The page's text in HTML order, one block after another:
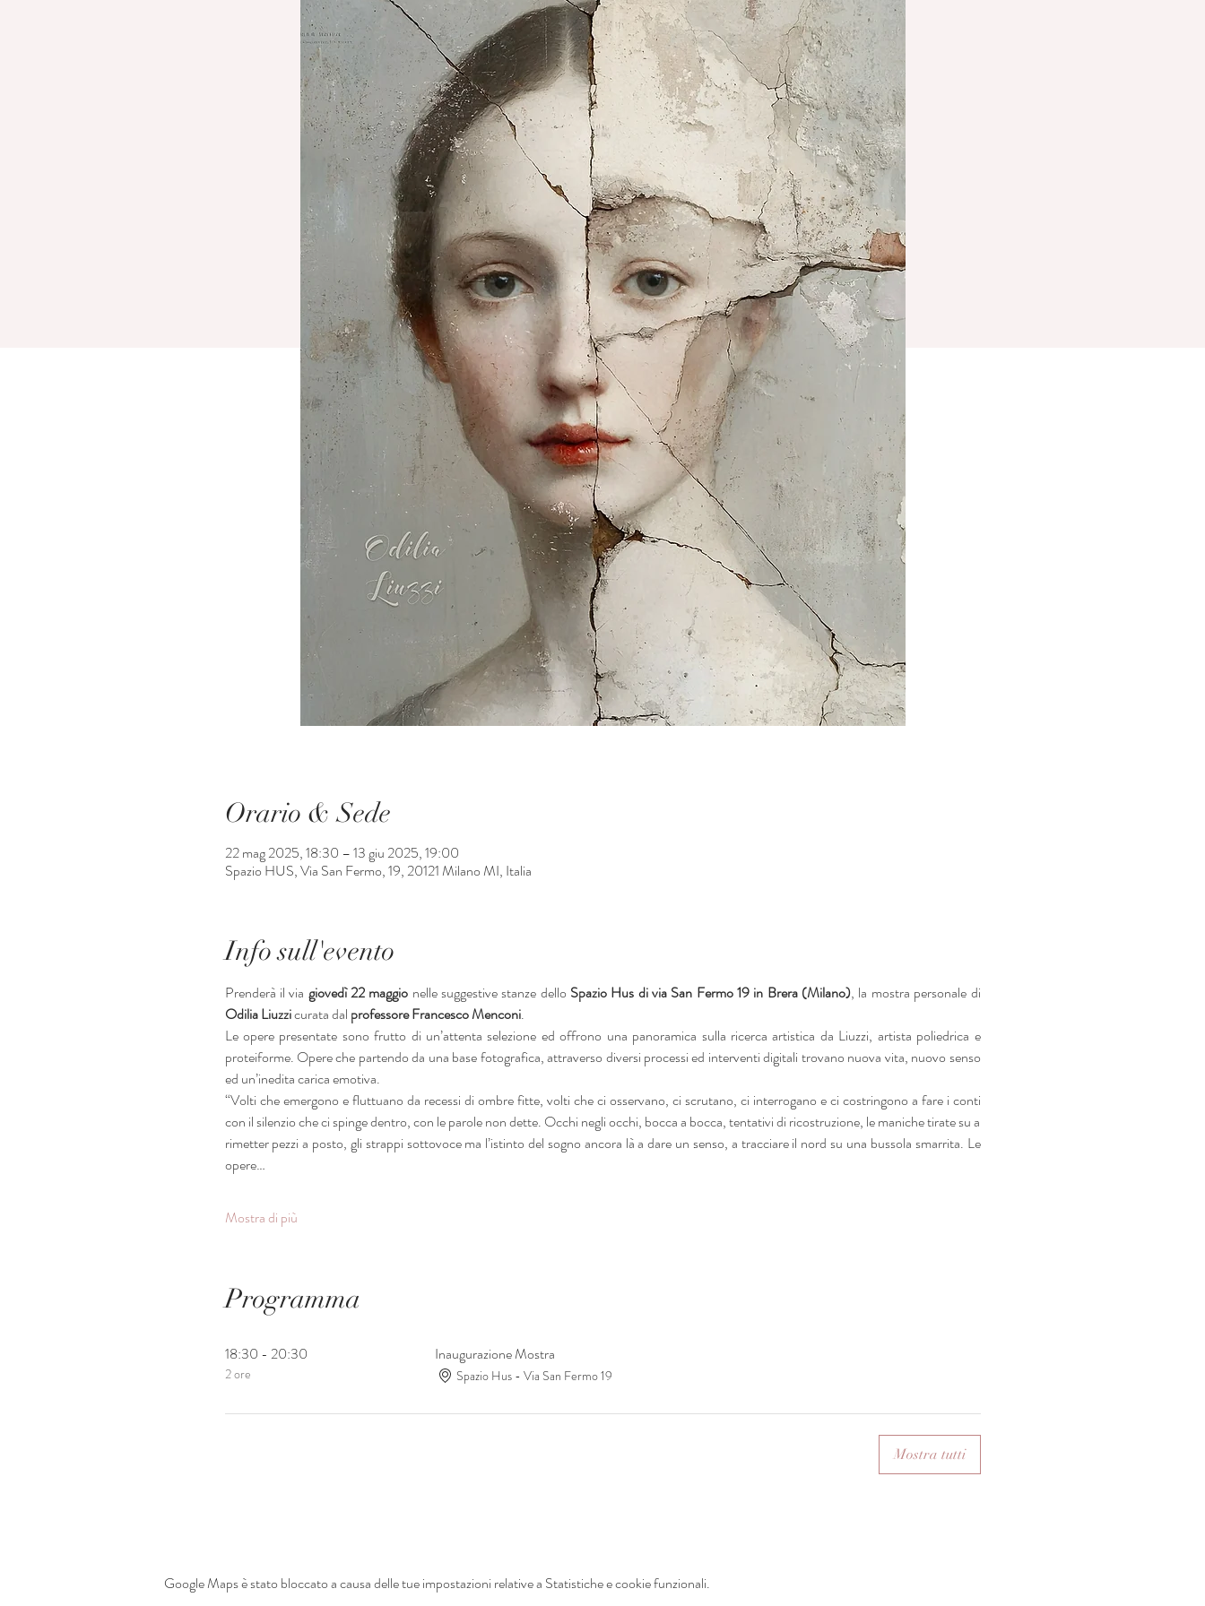
Orario & Sede
22 mag 2025, 18:30 – 13 giu 2025, 19:00
Spazio HUS, Via San Fermo, 19, 20121 Milano MI, Italia
Info sull'evento
Prenderà il via giovedì 22 maggio nelle suggestive stanze dello Spazio Hus di via San Fermo 19 in Brera (Milano)
Odilia Liuzzi curata dal professore Francesco Menconi.
Le opere presentate sono frutto di un’attenta selezione ed offrono una panoramica sulla ricerca artistica da Liuzzi, artista poliedrica e
proteiforme. Opere che partendo da una base fotografica, attraverso diversi processi ed interventi digitali trovano nuova vita, nuovo senso
ed un’inedita carica emotiva.
“Volti che emergono e fluttuano da recessi di ombre fitte, volti che ci osservano, ci scrutano, ci interrogano e ci costringono a fare i conti
con il silenzio che ci spinge dentro, con le parole non dette. Occhi negli occhi, bocca a bocca, tentativi di ricostruzione, le maniche tirate su a
rimetter pezzi a posto, gli strappi sottovoce ma l’istinto del sogno ancora là a dare un senso, a tracciare il nord su una bussola smarrita. Le
opere…
Mostra di più
Programma
18:30 - 20:30
2 ore
Inaugurazione Mostra
Spazio Hus - Via San Fermo 19
Mostra tutti
Google Maps è stato bloccato a causa delle tue impostazioni relative a Statistiche e cookie funzionali.